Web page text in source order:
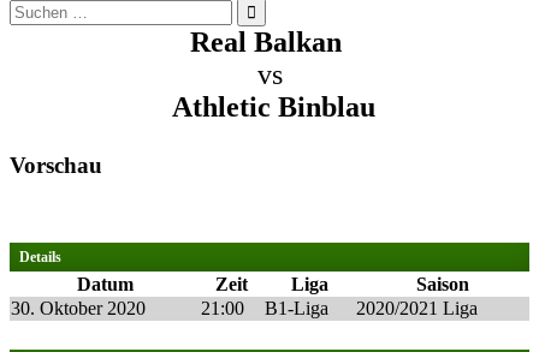
Suchen
nach:
Real Balkan
vs
Athletic Binblau
Vorschau
Details
Datum Zeit Liga
Saison
30. Oktober 2020
21:00 B1-Liga 2020/2021 Liga